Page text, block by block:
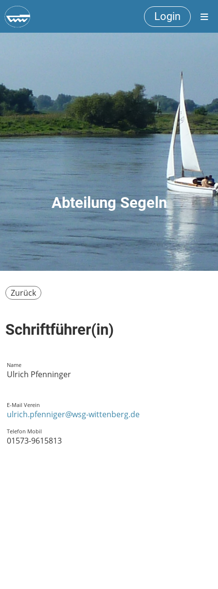
Login
Abteilung Segeln
Zurück
Schriftführer(in)
Name
Ulrich Pfenninger
E-Mail Verein
ulrich.pfenniger@wsg-wittenberg.de
Telefon Mobil
01573-9615813